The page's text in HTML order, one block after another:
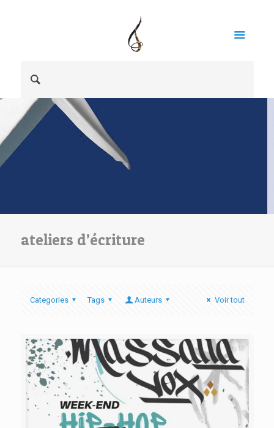
ateliers d’écriture
Categories Tags Auteurs Voir tout